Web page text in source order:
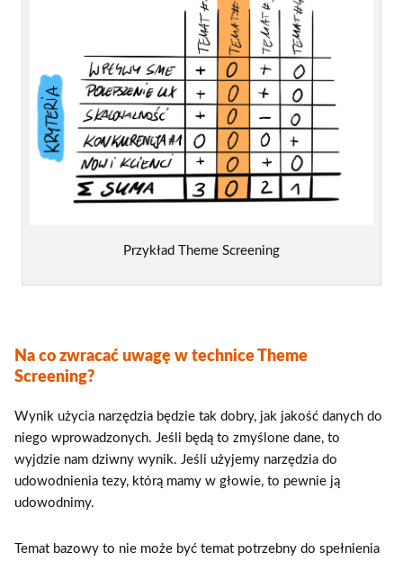
Przykład Theme Screening
Na co zwracać uwagę w technice Theme
Screening?
Wynik użycia narzędzia będzie tak dobry, jak jakość danych do
niego wprowadzonych. Jeśli będą to zmyślone dane, to
wyjdzie nam dziwny wynik. Jeśli użyjemy narzędzia do
udowodnienia tezy, którą mamy w głowie, to pewnie ją
udowodnimy.
Temat bazowy to nie może być temat potrzebny do spełnienia